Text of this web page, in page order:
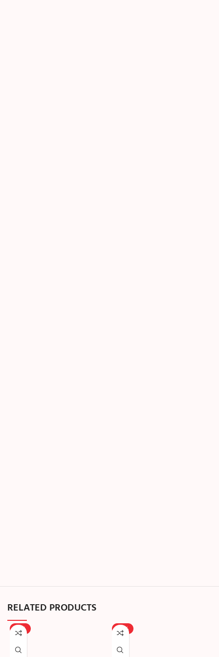
RELATED PRODUCTS
-25% -40%